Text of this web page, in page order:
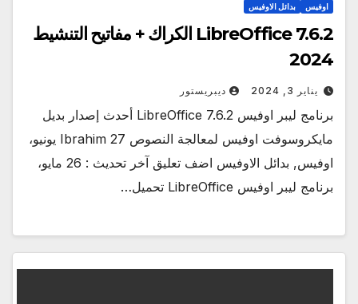
اوفيس بدائل الاوفيس
LibreOffice 7.6.2 الكراك + مفاتيح التنشيط
2024
يناير 3, 2024 ديبريستور
برنامج ليبر اوفيس LibreOffice 7.6.2 أحدث إصدار بديل
مايكروسوفت اوفيس لمعالجة النصوص Ibrahim 27 يونيو،
اوفيس, بدائل الاوفيس اضف تعليق آخر تحديث : 26 مايو،
برنامج ليبر اوفيس LibreOffice تحميل…